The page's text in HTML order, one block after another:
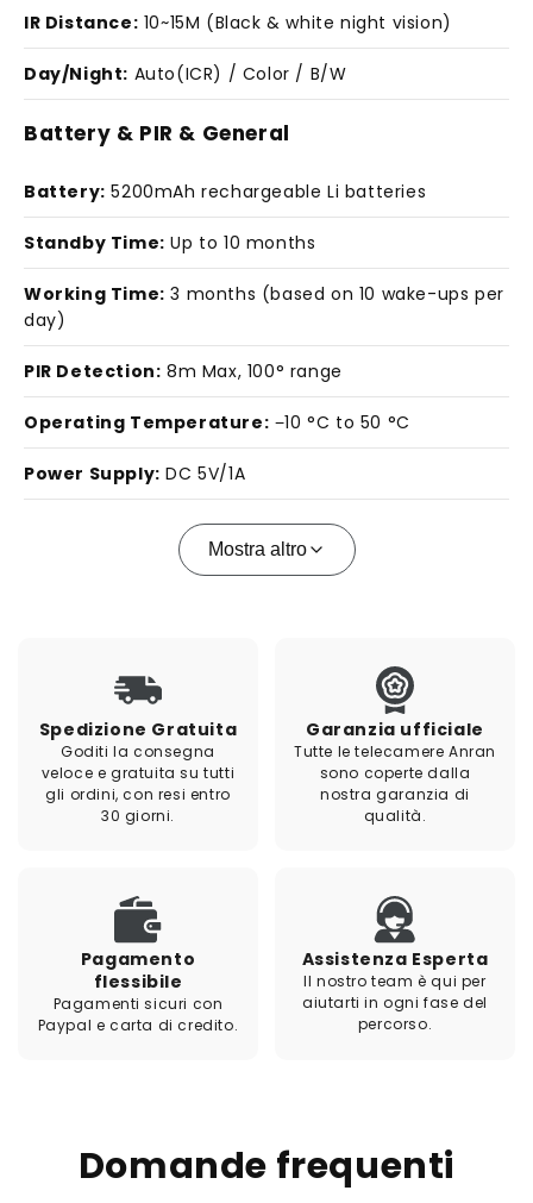
IR Distance: 10~15M (Black & white night vision)
Day/Night: Auto(ICR) / Color / B/W
Battery & PIR & General
Battery: 5200mAh rechargeable Li batteries
Standby Time: Up to 10 months
Working Time: 3 months (based on 10 wake-ups per
day)
PIR Detection: 8m Max, 100° range
Operating Temperature: −10 °C to 50 °C
Power Supply: DC 5V/1A
Mostra altro
Spedizione Gratuita
Goditi la consegna
veloce e gratuita su tutti
gli ordini, con resi entro
30 giorni.
Garanzia ufficiale
Tutte le telecamere Anran
sono coperte dalla
nostra garanzia di
qualità.
Pagamento
flessibile
Pagamenti sicuri con
Paypal e carta di credito.
Assistenza Esperta
Il nostro team è qui per
aiutarti in ogni fase del
percorso.
Domande frequenti